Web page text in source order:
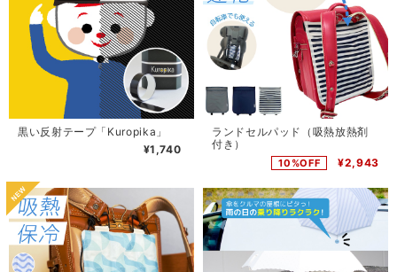
黒い反射テープ「Kuropika」
¥1,740
ランドセルパッド（吸熱放熱剤
付き）
10%OFF ¥2,943